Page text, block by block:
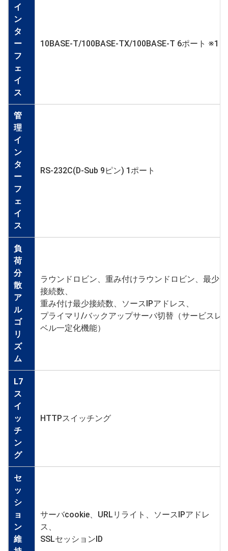
イ
ン
タ
ー
フ
ェ
イ
ス
10BASE-T/100BASE-TX/100BASE-T 6ポート ※1
管
理
イ
ン
タ
ー
フ
ェ
イ
ス
RS-232C(D-Sub 9ピン) 1ポート
負
荷
分
散
ア
ル
ゴ
リ
ズ
ム
ラウンドロビン、重み付けラウンドロビン、最少
接続数、
重み付け最少接続数、ソースIPアドレス、
プライマリ/バックアップサーバ切替（サービスレ
ベル一定化機能）
L7
ス
イ
ッ
チ
ン
グ
HTTPスイッチング
セ
ッ
シ
ョ
ン
維
サーバcookie、URLリライト、ソースIPアドレ
ス、
SSLセッションID